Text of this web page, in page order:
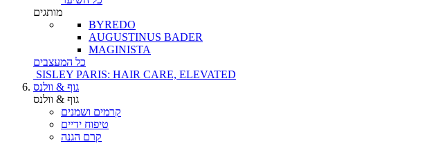
מותגים
BYREDO
AUGUSTINUS BADER
MAGINISTA
כל המעצבים
SISLEY PARIS: HAIR CARE, ELEVATED
גוף & וולנס
גוף & וולנס
קרמים ושמנים
טיפוח ידיים
קרם הגנה